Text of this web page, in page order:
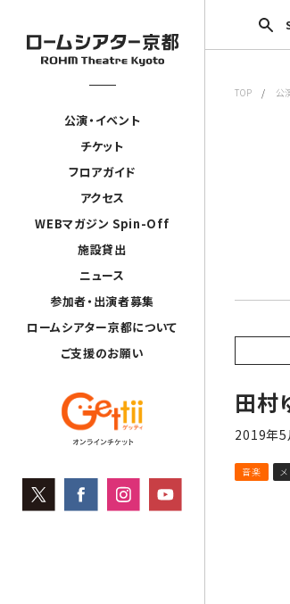
公演・イベント
チケット
フロアガイド
アクセス
WEBマガジン Spin-Off
施設貸出
ニュース
参加者・出演者募集
ロームシアター京都について
ご支援のお願い
TOP / 公
田
2019年5
音楽